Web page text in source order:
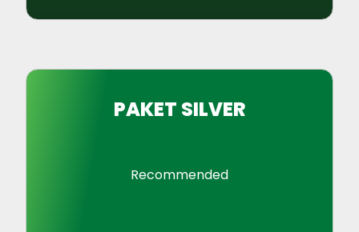
PAKET SILVER
Recommended